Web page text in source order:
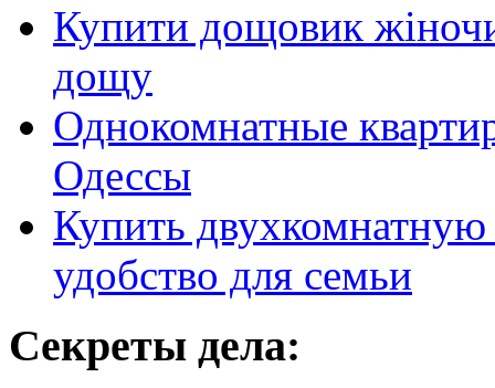
Купити дощовик
дощу
Однокомнатные
Одессы
Купить
удобство для семьи
Секреты дела: